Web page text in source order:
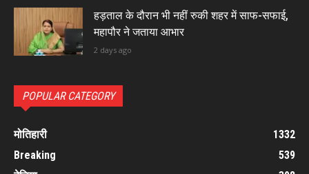
हड़ताल के दौरान भी नहीं रुकी शहर में साफ-सफाई,
महापौर ने जताया आभार
2 days ago
POPULAR CATEGORY
मोतिहारी
1332
Breaking
539